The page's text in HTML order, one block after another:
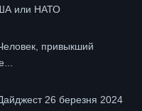
или НАТО
привыкший
26 березня 2024